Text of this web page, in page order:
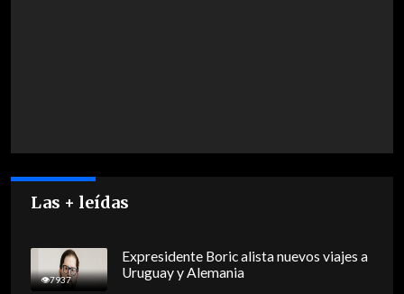
Las + leídas
7937
Expresidente Boric alista nuevos viajes a
Uruguay y Alemania